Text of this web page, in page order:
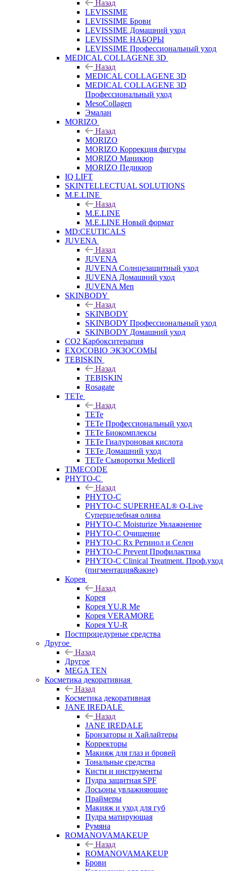
Назад
LEVISSIME
LEVISSIME Брови
LEVISSIME Домашний уход
LEVISSIME НАБОРЫ
LEVISSIME Профессиональный уход
MEDICAL COLLAGENE 3D
Назад
MEDICAL COLLAGENE 3D
MEDICAL COLLAGENE 3D
Профессиональный уход
MesoCollagen
Эмалан
MORIZO
Назад
MORIZO
MORIZO Коррекция фигуры
MORIZO Маникюр
MORIZO Педикюр
IQ LIFT
SKINTELLECTUAL SOLUTIONS
M.E.LINE
Назад
M.E.LINE
M.E.LINE Новый формат
MD:CEUTICALS
JUVENA
Назад
JUVENA
JUVENA Солнцезащитный уход
JUVENA Домашний уход
JUVENA Men
SKINBODY
Назад
SKINBODY
SKINBODY Профессиональный уход
SKINBODY Домашний уход
CO2 Карбокситерапия
EXOCOBIO ЭКЗОСОМЫ
TEBISKIN
Назад
TEBISKIN
Rosagate
TETe
Назад
TETe
TETe Профессиональный уход
TETe Биокомплексы
TETe Гиалуроновая кислота
TETe Домашний уход
TETe Сыворотки Medicell
TIMECODE
PHYTO-C
Назад
PHYTO-C
PHYTO-C SUPERHEAL® O-Live
Суперцелебная олива
PHYTO-C Moisturize Увлажнение
PHYTO-C Очищение
PHYTO-C Rx Ретинол и Селен
PHYTO-C Prevent Профилактика
PHYTO-C Clinical Treatment. Проф.уход
(пигментация&акне)
Корея
Назад
Корея
Корея YU.R Me
Корея VERAMORE
Корея YU-R
Постпроцедурные средства
Другое
Назад
Другое
MEGA TEN
Косметика декоративная
Назад
Косметика декоративная
JANE IREDALE
Назад
JANE IREDALE
Бронзаторы и Хайлайтеры
Корректоры
Макияж для глаз и бровей
Тональные средства
Кисти и инструменты
Пудра защитная SPF
Лосьоны увлажняющие
Праймеры
Макияж и уход для губ
Пудра матирующая
Румяна
ROMANOVAMAKEUP
Назад
ROMANOVAMAKEUP
Брови